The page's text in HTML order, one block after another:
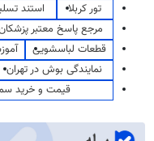
تور کربلا
استند
مرجع پاسخ معتبر
قطعات لباسشویی
نمایندگی بوش در تهران
قیمت و خرید